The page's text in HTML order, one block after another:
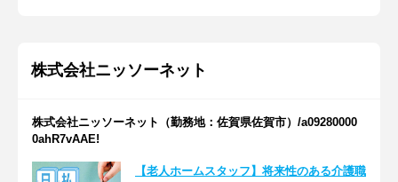
株式会社ニッソーネット
株式会社ニッソーネット（勤務地：佐賀県佐賀市）/a09280000
0ahR7vAAE!
【老人ホームスタッフ】将来性のある介護職